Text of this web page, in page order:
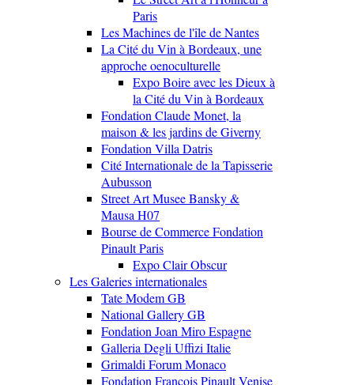
Paris
Les Machines de l'île de Nantes
La Cité du Vin à Bordeaux, une
approche oenoculturelle
Expo Boire avec les Dieux à
la Cité du Vin à Bordeaux
Fondation Claude Monet, la
maison & les jardins de Giverny
Fondation Villa Datris
Cité Internationale de la Tapisserie
Aubusson
Street Art Musee Bansky &
Mausa H07
Bourse de Commerce Fondation
Pinault Paris
Expo Clair Obscur
Les Galeries internationales
Tate Modem GB
National Gallery GB
Fondation Joan Miro Espagne
Galleria Degli Uffizi Italie
Grimaldi Forum Monaco
Fondation François Pinault Venise